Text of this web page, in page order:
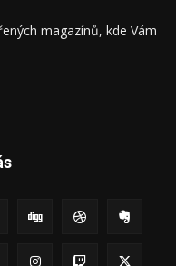
magazínů, kde Vám